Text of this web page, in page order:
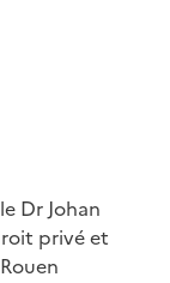
Dr Johan
privé et